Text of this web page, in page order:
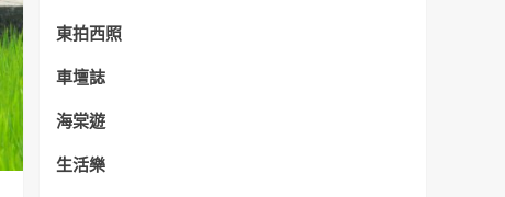
東拍西照
車壇誌
海棠遊
生活樂